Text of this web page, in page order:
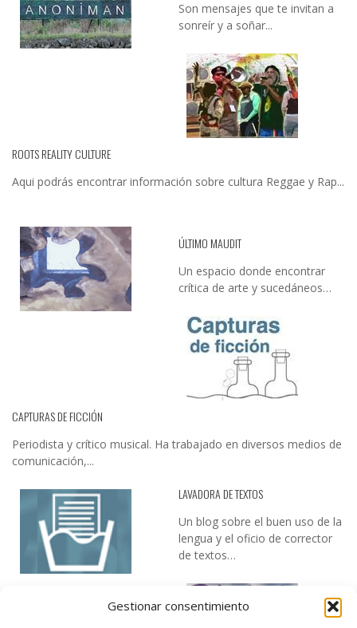
Gestionar consentimiento
Son mensajes que te invitan a
sonreír y a soñar...
ROOTS REALITY CULTURE
Aqui podrás encontrar información sobre cultura Reggae y Rap...
ÚLTIMO MAUDIT
Un espacio donde encontrar
crítica de arte y sucedáneos…
CAPTURAS DE FICCIÓN
Periodista y crítico musical. Ha trabajado en diversos medios de
comunicación,...
LAVADORA DE TEXTOS
Un blog sobre el buen uso de la
lengua y el oficio de corrector
de textos…